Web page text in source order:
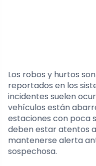
Los robos y hurtos
reportados en los
incidentes suelen
vehículos están
estaciones con poca
deben estar atentos
mantenerse alerta
sospechosa.